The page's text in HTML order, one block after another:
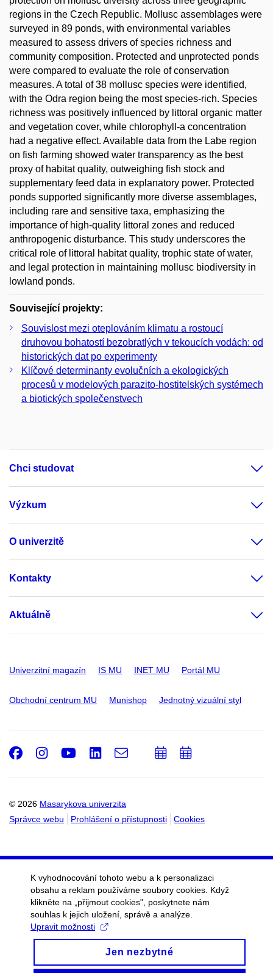
regions in the Czech Republic. Mollusc assemblages were
surveyed in 89 ponds, with environmental variables
measured to assess drivers of species richness and
community composition. Protected and unprotected ponds
were compared to evaluate the role of conservation
measures. A total of 38 mollusc species were identified,
with the Odra region being the most species-rich. Species
richness was positively influenced by littoral organic matter
and vegetation cover, while chlorophyll-a concentration
had a negative effect. Available data from the Labe region
on fish farming showed water transparency as the best
proxy of habitat quality, outweighing fish stock and
supplementary feed data in explanatory power. Protected
ponds supported significantly more diverse assemblages,
including rare and sensitive taxa, emphasizing the
importance of high-quality littoral zones and reduced
anthropogenic disturbance. This study underscores the
critical role of littoral habitat quality, trophic state of water,
and legal protection in maintaining mollusc biodiversity in
lowland ponds.
Související projekty:
Souvislost mezi oteplováním klimatu a rostoucí
druhovou bohatostí bezobratlých v tekoucích vodách: od
historických dat po experimenty
Klíčové determinanty evolučních a ekologických
procesů v modelových parazito-hostitelských systémech
a biotických společenstvech
Chci studovat
Výzkum
O univerzitě
Kontakty
Aktuálně
Univerzitní magazín IS MU INET MU Portál MU
Obchodní centrum MU Munishop Jednotný vizuální styl
© 2026 Masarykova univerzita
Správce webu
Prohlášení o přístupnosti Cookies
Facebook
Instagram
Youtube
LinkedIn
e-
Email
PřidatPřidat
K vyhodnocování tohoto webu a k personalizaci
obsahu a reklam používáme soubory cookies. Když
klikněte na „přijmout cookies", poskytnete nám
souhlas k jejich uložení, správě a analýze.
Upravit možnosti
Jen nezbytné